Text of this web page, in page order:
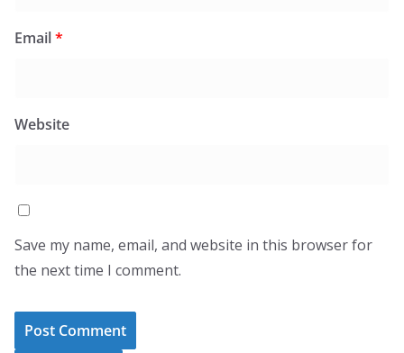
Email*
Website
Save my name, email, and website in this browser for
the next time I comment.